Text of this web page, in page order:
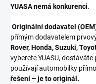
YUASA nemá konkurenci.
Originální dodavatel
přímým dodavatelem
Rover, Honda, Suzuki,
vyberete YUASU,
používají automobilky
řešení – je to originál.